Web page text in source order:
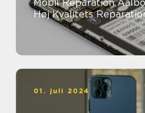
Mobil Reparation
Høj Kvalitets
01. juli 2024